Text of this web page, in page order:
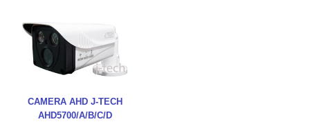
CAMERA AHD J-TECH
AHD5700/A/B/C/D